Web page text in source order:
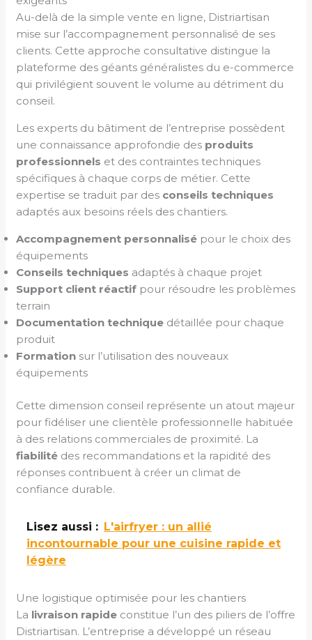
Au-delà de la simple vente en ligne, Distriartisan
mise sur l’accompagnement personnalisé de ses
clients. Cette approche consultative distingue la
plateforme des géants généralistes du e-commerce
qui privilégient souvent le volume au détriment du
conseil.
Les experts du bâtiment de l’entreprise possèdent
une connaissance approfondie des produits
professionnels et des contraintes techniques
spécifiques à chaque corps de métier. Cette
expertise se traduit par des conseils techniques
adaptés aux besoins réels des chantiers.
Accompagnement personnalisé pour le choix des
équipements
Conseils techniques adaptés à chaque projet
Support client réactif pour résoudre les problèmes
terrain
Documentation technique détaillée pour chaque
produit
Formation sur l’utilisation des nouveaux
équipements
Cette dimension conseil représente un atout majeur
pour fidéliser une clientèle professionnelle habituée
à des relations commerciales de proximité. La
fiabilité des recommandations et la rapidité des
réponses contribuent à créer un climat de
confiance durable.
Lisez aussi : L'airfryer : un allié
incontournable pour une cuisine rapide et
légère
Une logistique optimisée pour les chantiers
La livraison rapide constitue l’un des piliers de l’offre
Distriartisan. L’entreprise a développé un réseau